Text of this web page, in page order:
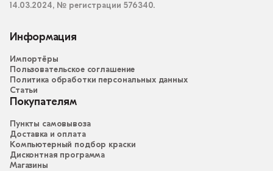
14.03.2024, № регистрации 576340.
Информация
Импортёры
Пользовательское соглашение
Политика обработки персональных данных
Статьи
Покупателям
Пункты самовывоза
Доставка и оплата
Компьютерный подбор краски
Дисконтная программа
Магазины